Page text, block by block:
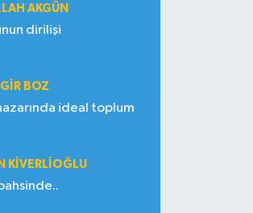
AKGÜN
dirilişi
BOZ
ideal toplum
KIVERLIOĞLU